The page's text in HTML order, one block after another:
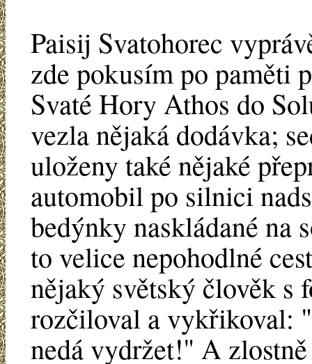
Paisij Svatohorec
zde pokusím po paměti
Svaté Hory Athos do
vezla nějaká dodávka;
uloženy také nějaké
automobil po silnici
bedýnky naskládané na
to velice nepohodlné
nějaký světský člověk s
rozčiloval a vykřikoval:
nedá vydržet!" A